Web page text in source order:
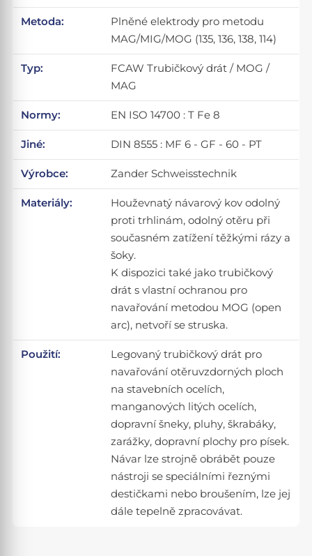
Metoda:
Plněné elektrody pro metodu
MAG/MIG/MOG (135, 136, 138, 114)
Typ:
FCAW Trubičkový drát / MOG /
MAG
Normy: EN ISO 14700 : T Fe 8
Jiné: DIN 8555 : MF 6 - GF - 60 - PT
Výrobce: Zander Schweisstechnik
Materiály:
Houževnatý návarový kov odolný
proti trhlinám, odolný otěru při
současném zatížení těžkými rázy a
šoky.
K dispozici také jako trubičkový
drát s vlastní ochranou pro
navařování metodou MOG (open
arc), netvoří se struska.
Použití:
Legovaný trubičkový drát pro
navařování otěruvzdorných ploch
na stavebních ocelích,
manganových litých ocelích,
dopravní šneky, pluhy, škrabáky,
zarážky, dopravní plochy pro písek.
Návar lze strojně obrábět pouze
nástroji se speciálními řeznými
destičkami nebo broušením, lze jej
dále tepelně zpracovávat.